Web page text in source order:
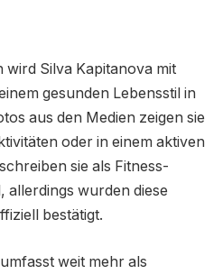
wird Silva Kapitanova mit
gesunden Lebensstil in
aus den Medien zeigen sie
oder in einem aktiven
sie als Fitness-
allerdings wurden diese
bestätigt.
weit mehr als